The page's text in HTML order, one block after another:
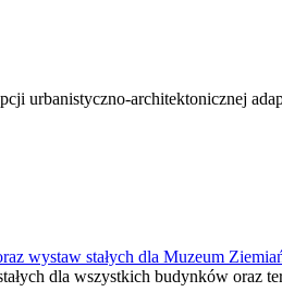
urbanistyczno-architektonicznej
wystaw stałych dla Muzeum
dla wszystkich budynków